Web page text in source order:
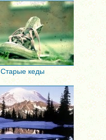
Старые кеды